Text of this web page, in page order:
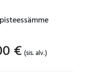
€ (sis. alv.)